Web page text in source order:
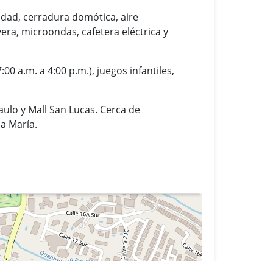
cerradura domótica, aire
microondas, cafetera eléctrica y
a.m. a 4:00 p.m.), juegos infantiles,
y Mall San Lucas. Cerca de
María.